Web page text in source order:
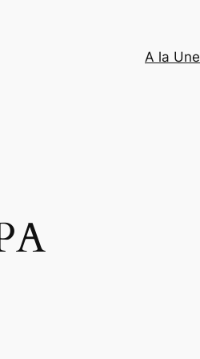
A la Une